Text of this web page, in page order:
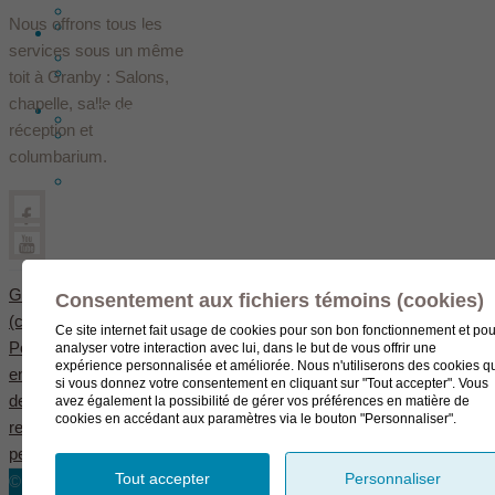
Assurances décès
Équipe
Dans les médias
Hébergement
Contact
Français
Nous offrons tous les
services sous un même
toit à Granby : Salons,
chapelle, salle de
réception et
columbarium.
Gérer mes témoins
(cookies)
Politique de confidentialité
en matière
de protection des
renseignements
personnels
© Complexe funéraire LeSieur 2023.
Création de site Internet
Consentement aux fichiers témoins (cookies)
Ce site internet fait usage de cookies pour son bon fonctionnement et
analyser votre interaction avec lui, dans le but de vous offrir une
expérience personnalisée et améliorée. Nous n'utiliserons des cookies
si vous donnez votre consentement en cliquant sur "Tout accepter". Vous
avez également la possibilité de gérer vos préférences en matière de
cookies en accédant aux paramètres via le bouton "Personnaliser".
Tout accepter Personnaliser